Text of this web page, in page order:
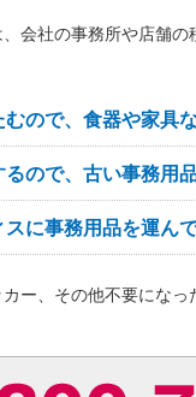
会社の事務所や店舗
ので、食器や家具
ので、古い事務用
に事務用品を運ん
ー、その他不要にな